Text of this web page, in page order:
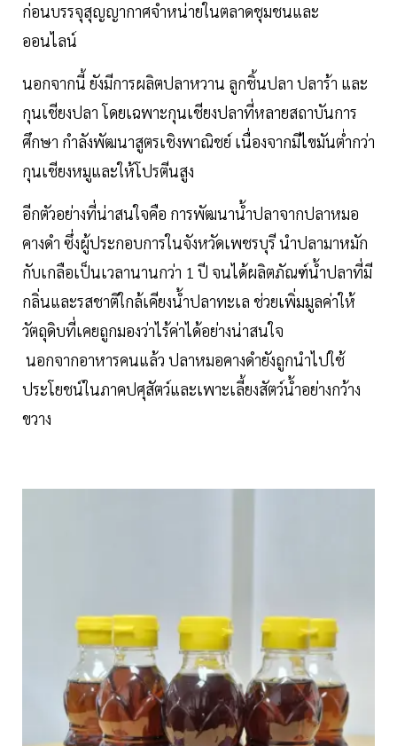
ก่อนบรรจุสุญญากาศจำหน่ายในตลาดชุมชนและ
ออนไลน์
นอกจากนี้ ยังมีการผลิตปลาหวาน ลูกชิ้นปลา ปลาร้า และ
กุนเชียงปลา โดยเฉพาะกุนเชียงปลาที่หลายสถาบันการ
ศึกษา กำลังพัฒนาสูตรเชิงพาณิชย์ เนื่องจากมีไขมันต่ำกว่า
กุนเชียงหมูและให้โปรตีนสูง
อีกตัวอย่างที่น่าสนใจคือ การพัฒนาน้ำปลาจากปลาหมอ
คางดำ ซึ่งผู้ประกอบการในจังหวัดเพชรบุรี นำปลามาหมัก
กับเกลือเป็นเวลานานกว่า 1 ปี จนได้ผลิตภัณฑ์น้ำปลาที่มี
กลิ่นและรสชาติใกล้เคียงน้ำปลาทะเล ช่วยเพิ่มมูลค่าให้
วัตถุดิบที่เคยถูกมองว่าไร้ค่าได้อย่างน่าสนใจ
นอกจากอาหารคนแล้ว ปลาหมอคางดำยังถูกนำไปใช้
ประโยชน์ในภาคปศุสัตว์และเพาะเลี้ยงสัตว์น้ำอย่างกว้าง
ขวาง